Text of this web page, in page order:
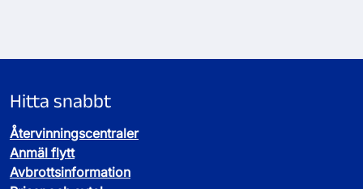
Hitta snabbt
Återvinningscentraler
Anmäl flytt
Avbrottsinformation